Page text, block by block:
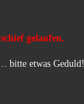
gelaufen.
bitte etwas Geduld!